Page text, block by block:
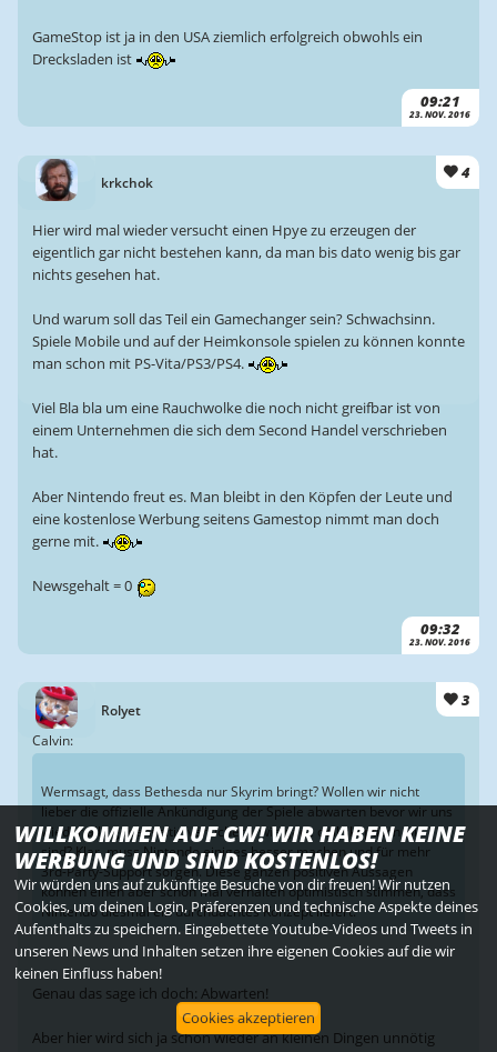
09:21
23. NOV. 2016
GameStop ist ja in den USA ziemlich erfolgreich obwohls ein
Drecksladen ist
krkchok
4
09:32
23. NOV. 2016
Hier wird mal wieder versucht einen Hpye zu erzeugen der
eigentlich gar nicht bestehen kann, da man bis dato wenig bis gar
nichts gesehen hat.
Und warum soll das Teil ein Gamechanger sein? Schwachsinn.
Spiele Mobile und auf der Heimkonsole spielen zu können konnte
man schon mit PS-Vita/PS3/PS4.
Viel Bla bla um eine Rauchwolke die noch nicht greifbar ist von
einem Unternehmen die sich dem Second Handel verschrieben
hat.
Aber Nintendo freut es. Man bleibt in den Köpfen der Leute und
eine kostenlose Werbung seitens Gamestop nimmt man doch
gerne mit.
Newsgehalt = 0
Rolyet
3
Calvin:
Wermsagt, dass Bethesda nur Skyrim bringt? Wollen wir nicht
lieber die offizielle Ankündigung der Spiele abwarten bevor wir uns
wieder alle gegenseitig versichern, wie ganz doll skeptisch wir
sind? Klar, muss Nintendo einiges besser machen und für mehr
3rd-Party-Support sorgen. Diese ganzen positiven Aussagen
können einen aber schon mal verhalten optimistisch stimmen, dass
Nintendo diesmal ein durchdachtes Konzept liefert.
Genau das sage ich doch: Abwarten!
Aber hier wird sich ja schon wieder an kleinen Dingen unnötig
WILLKOMMEN AUF CW! WIR HABEN KEINE
WERBUNG UND SIND KOSTENLOS!
Wir würden uns auf zukünftige Besuche von dir freuen! Wir nutzen
Cookies, um deinen Login, Präferenzen und technische Aspekte deines
Aufenthalts zu speichern. Eingebettete Youtube-Videos und Tweets in
unseren News und Inhalten setzen ihre eigenen Cookies auf die wir
keinen Einfluss haben!
Cookies akzeptieren